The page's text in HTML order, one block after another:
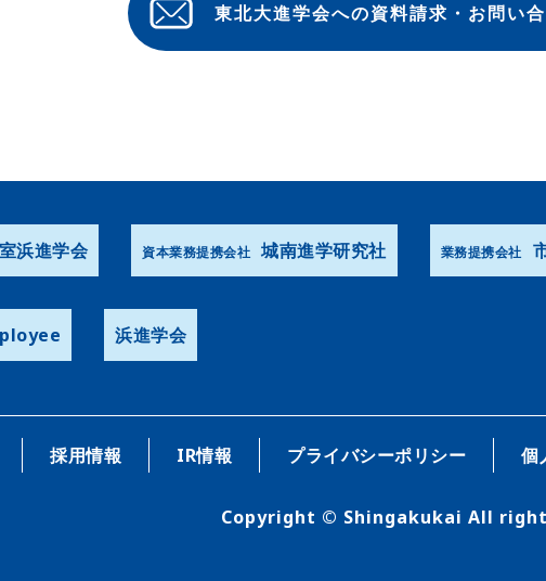
東北大進学会への資料請求・お問い
浜進学会 資本業務提携会社 城南進学研究社 業務提携会社
浜進学会
採用情報 IR情報 プライバシーポリシー 個
Copyright © Shingakukai All